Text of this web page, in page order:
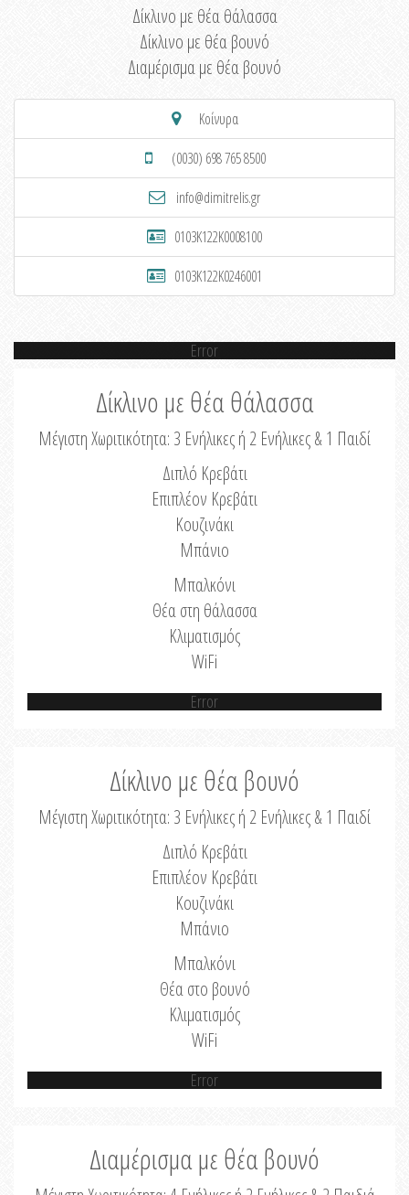
Δίκλινο με θέα θάλασσα
Δίκλινο με θέα βουνό
Διαμέρισμα με θέα βουνό
Κοίνυρα
(0030) 698 765 8500
info@dimitrelis.gr
0103K122K0008100
0103K122K0246001
Error
Δίκλινο με θέα θάλασσα
Μέγιστη Χωριτικότητα: 3 Ενήλικες ή 2 Ενήλικες & 1 Παιδί
Διπλό Κρεβάτι
Επιπλέον Κρεβάτι
Κουζινάκι
Μπάνιο
Μπαλκόνι
Θέα στη θάλασσα
Κλιματισμός
WiFi
Error
Δίκλινο με θέα βουνό
Μέγιστη Χωριτικότητα: 3 Ενήλικες ή 2 Ενήλικες & 1 Παιδί
Διπλό Κρεβάτι
Επιπλέον Κρεβάτι
Κουζινάκι
Μπάνιο
Μπαλκόνι
Θέα στο βουνό
Κλιματισμός
WiFi
Error
Διαμέρισμα με θέα βουνό